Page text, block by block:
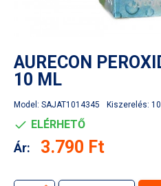
AURECON
10 ML
Model: SAJAT1014345 Kiszerelés:
ELÉRHETŐ
Ár: 3.790 Ft